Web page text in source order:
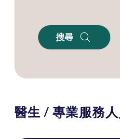
搜尋
醫生 / 專業服務